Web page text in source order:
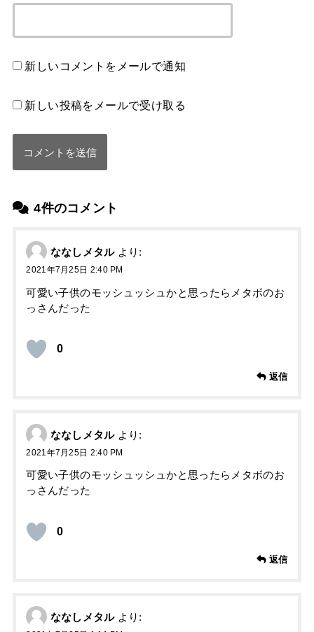
4件のコメント
ななしメタル より:
2021年7月25日 2:40 PM
可愛い子供のモッシュッシュかと思ったらメタボのお
っさんだった
0
返信
ななしメタル より:
2021年7月25日 2:40 PM
可愛い子供のモッシュッシュかと思ったらメタボのお
っさんだった
0
返信
ななしメタル より:
新しいコメントをメールで通知
新しい投稿をメールで受け取る